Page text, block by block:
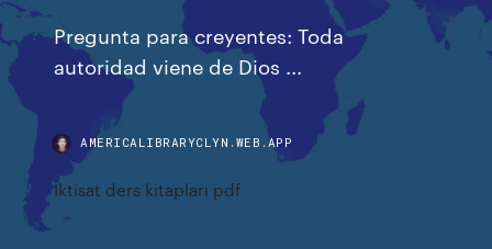
Pregunta para creyentes: Toda
autoridad viene de Dios ...
AMERICALIBRARYCLYN.WEB.APP
Iktisat ders kitapları pdf